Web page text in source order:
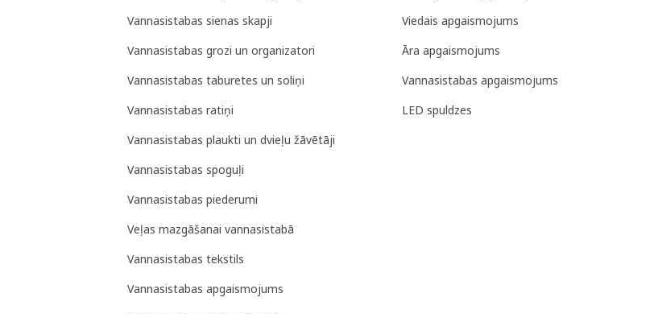
Vannasistabas sienas skapji
Vannasistabas grozi un organizatori
Vannasistabas taburetes un soliņi
Vannasistabas ratiņi
Vannasistabas plaukti un dvieļu žāvētāji
Vannasistabas spoguļi
Vannasistabas piederumi
Veļas mazgāšanai vannasistabā
Vannasistabas tekstils
Vannasistabas apgaismojums
Viedais apgaismojums
Āra apgaismojums
Vannasistabas apgaismojums
LED spuldzes